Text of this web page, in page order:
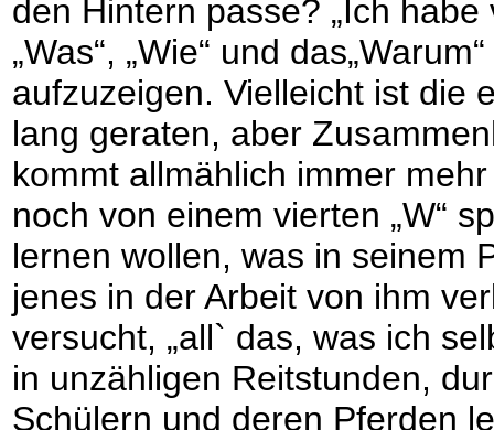
den Hintern passe? „Ich
„Was“, „Wie“ und
aufzuzeigen. Vielleicht ist die
lang geraten, aber
kommt allmählich immer
noch von einem vierten „W“
lernen wollen, was in seinem
jenes in der Arbeit von ihm
versucht, „all` das, was ich
in unzähligen Reitstunden,
Schülern und deren Pferden